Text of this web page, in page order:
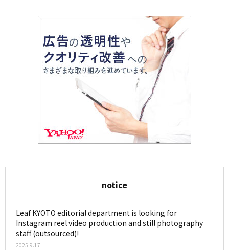
notice
Leaf KYOTO editorial department is looking for
Instagram reel video production and still photography
staff (outsourced)!
2025.9.17